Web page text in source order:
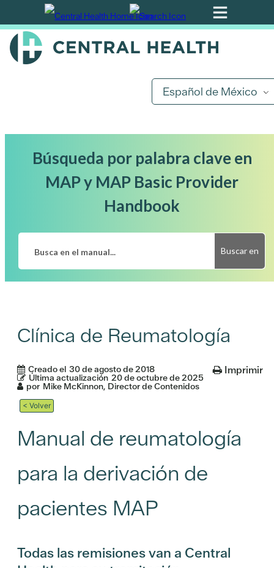
Ir
al
contenido
Español de México
Búsqueda por palabra clave en
MAP y MAP Basic Provider
Handbook
Buscar en
Clínica de Reumatología
Creado el 30 de agosto de 2018
Última actualización 20 de octubre de 2025
por Mike McKinnon, Director de Contenidos
Imprimir
< Volver
Manual de reumatología
para la derivación de
pacientes MAP
Todas las remisiones van a Central